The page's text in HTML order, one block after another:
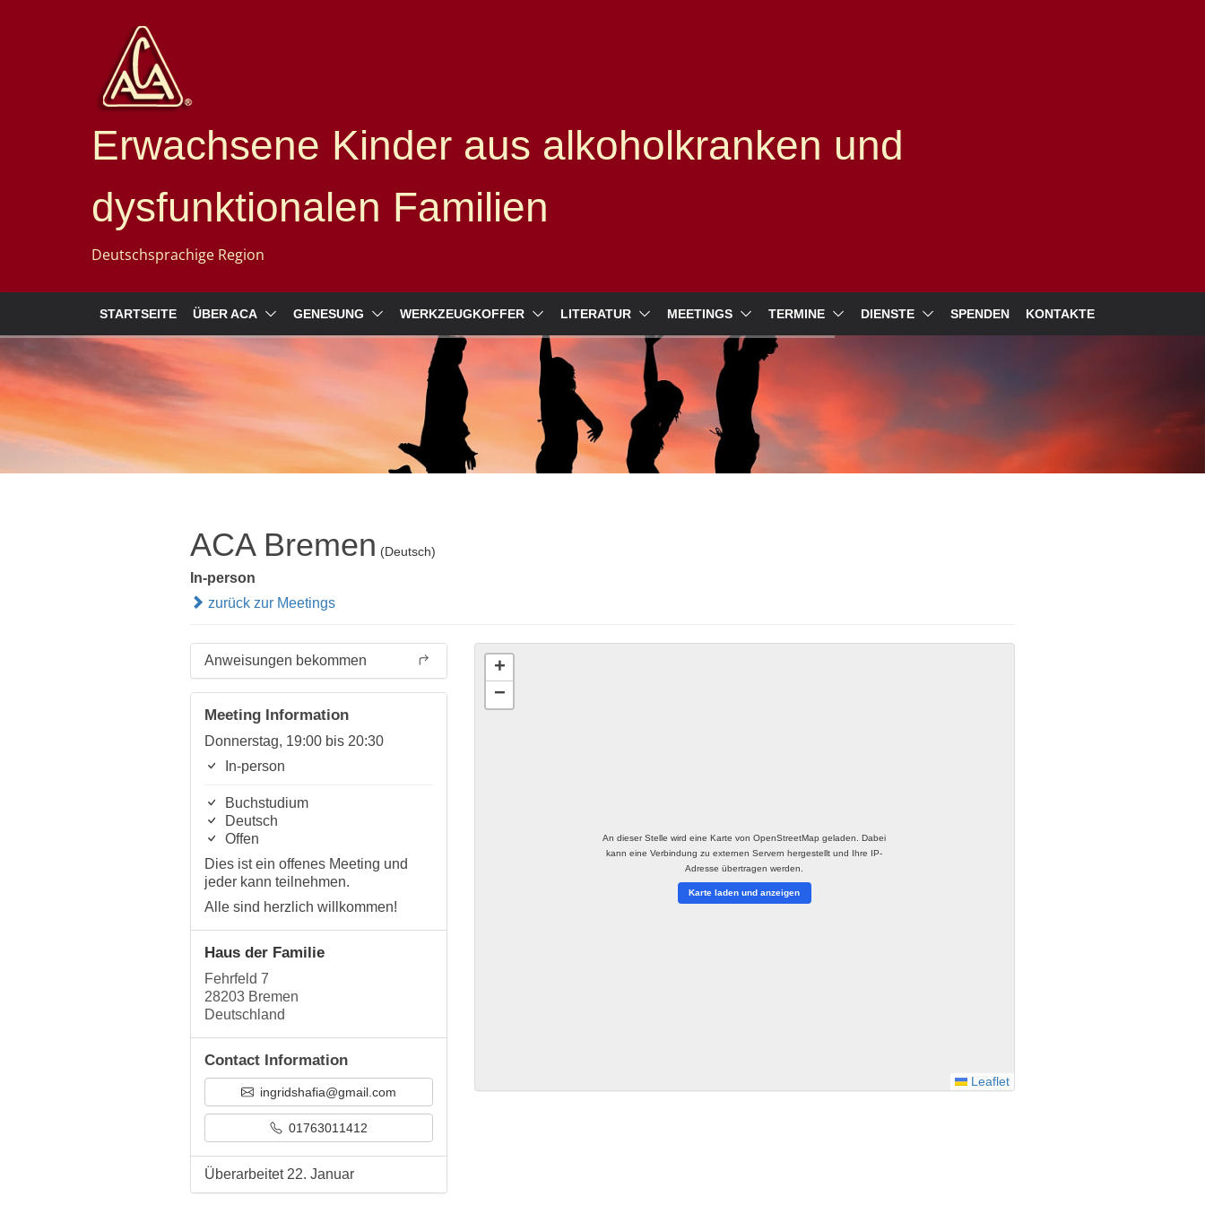
Erwachsene Kinder aus alkoholkranken und
dysfunktionalen Familien
Deutschsprachige Region
STARTSEITE ÜBER ACA GENESUNG WERKZEUGKOFFER LITERATUR MEETINGS TERMINE DIENSTE SPENDEN KONTAKTE
ACA Bremen (Deutsch)
In-person
zurück zur Meetings
Anweisungen bekommen
Meeting Information
Donnerstag, 19:00 bis 20:30
In-person
Buchstudium
Deutsch
Offen
Dies ist ein offenes Meeting und
jeder kann teilnehmen.
Alle sind herzlich willkommen!
Haus der Familie
Fehrfeld 7
28203 Bremen
Deutschland
Contact Information
ingridshafia@gmail.com
01763011412
Überarbeitet 22. Januar
An dieser Stelle wird eine Karte von OpenStreetMap geladen. Dabei
kann eine Verbindung zu externen Servern hergestellt und Ihre IP-
Adresse übertragen werden.
Karte laden und anzeigen
+
−
Leaflet